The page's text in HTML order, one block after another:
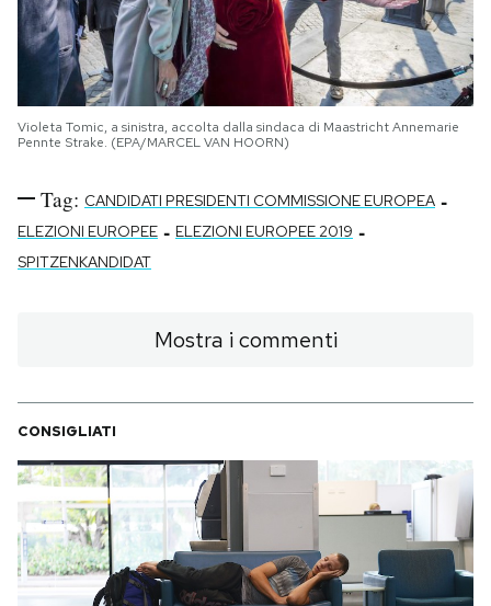
Violeta Tomic, a sinistra, accolta dalla sindaca di Maastricht Annemarie
Pennte Strake. (EPA/MARCEL VAN HOORN)
Tag: CANDIDATI PRESIDENTI COMMISSIONE EUROPEA -
ELEZIONI EUROPEE - ELEZIONI EUROPEE 2019 -
SPITZENKANDIDAT
Mostra i commenti
CONSIGLIATI